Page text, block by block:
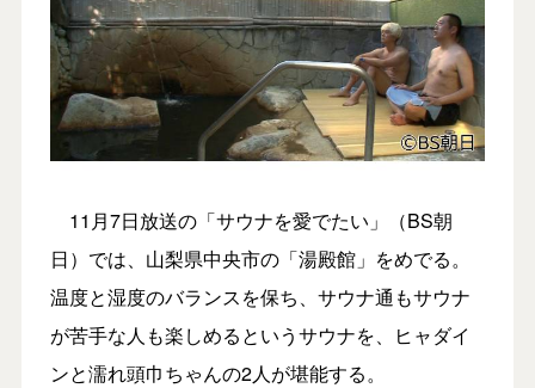
11月7日放送の「サウナを愛でたい」（BS朝
日）では、山梨県中央市の「湯殿館」をめでる。
温度と湿度のバランスを保ち、サウナ通もサウナ
が苦手な人も楽しめるというサウナを、ヒャダイ
ンと濡れ頭巾ちゃんの2人が堪能する。